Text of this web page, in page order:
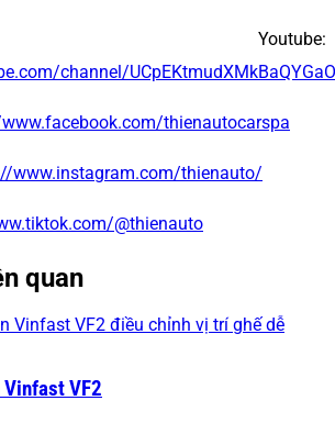
channel/
thienautocarspa
www.instagram.com/thienauto/
@thienauto
quan
VF2